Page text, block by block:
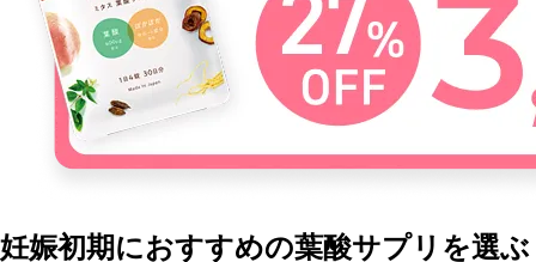
妊娠初期におすすめの葉酸サプリを選ぶ